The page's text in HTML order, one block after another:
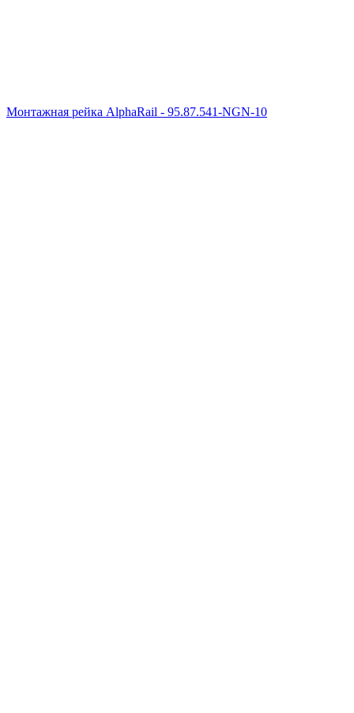
Монтажная рейка AlphaRail - 95.87.541-NGN-10